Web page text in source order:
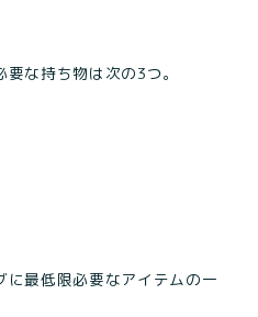
な持ち物は次の3つ。
最低限必要なアイテムの一